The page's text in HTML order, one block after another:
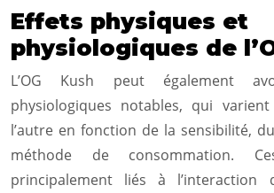
Effets physiques et
physiologiques de
L’OG Kush peut également
physiologiques notables, qui
l’autre en fonction de la sensibilité,
méthode de consommation.
principalement liés à